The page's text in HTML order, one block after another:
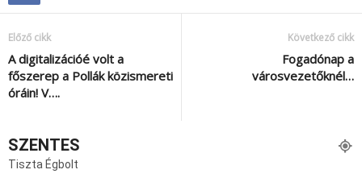
Előző cikk
A digitalizációé volt a
főszerep a Pollák közismereti
óráin! V….
Következő cikk
Fogadónap a
városvezetőknél…
SZENTES
Tiszta Égbolt